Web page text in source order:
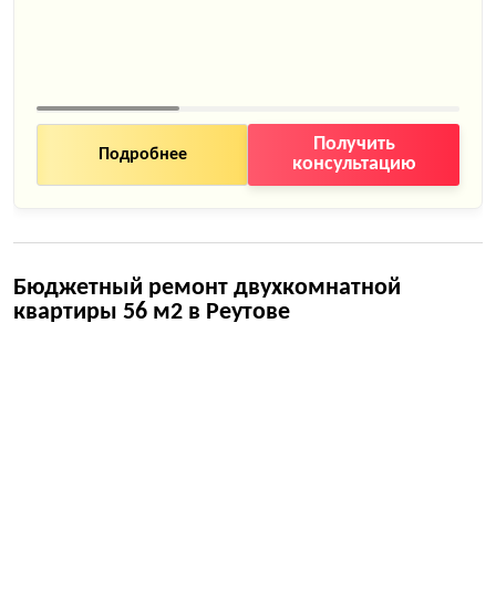
Подробнее
Получить
консультацию
Бюджетный ремонт двухкомнатной
квартиры 56 м2 в Реутове